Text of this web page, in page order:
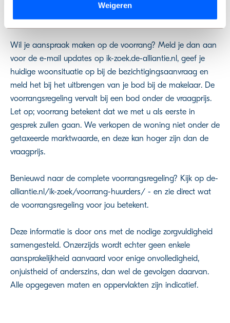
We werken samen met9 derdendie uw gegevens
kunnen ontvangen en verwerken.
Weigeren
huurwoning. Zo krijgen meer mensen de kans om te wonen
in een huis die past bij hun situatie.
Wil je aanspraak maken op de voorrang? Meld je dan aan
voor de e-mail updates op ik-zoek.de-alliantie.nl, geef je
huidige woonsituatie op bij de bezichtigingsaanvraag en
meld het bij het uitbrengen van je bod bij de makelaar. De
voorrangsregeling vervalt bij een bod onder de vraagprijs.
Let op; voorrang betekent dat we met u als eerste in
gesprek zullen gaan. We verkopen de woning niet onder de
getaxeerde marktwaarde, en deze kan hoger zijn dan de
vraagprijs.
Benieuwd naar de complete voorrangsregeling? Kijk op de-
alliantie.nl/ik-zoek/voorrang-huurders/ - en zie direct wat
de voorrangsregeling voor jou betekent.
Deze informatie is door ons met de nodige zorgvuldigheid
samengesteld. Onzerzijds wordt echter geen enkele
aansprakelijkheid aanvaard voor enige onvolledigheid,
onjuistheid of anderszins, dan wel de gevolgen daarvan.
Alle opgegeven maten en oppervlakten zijn indicatief.